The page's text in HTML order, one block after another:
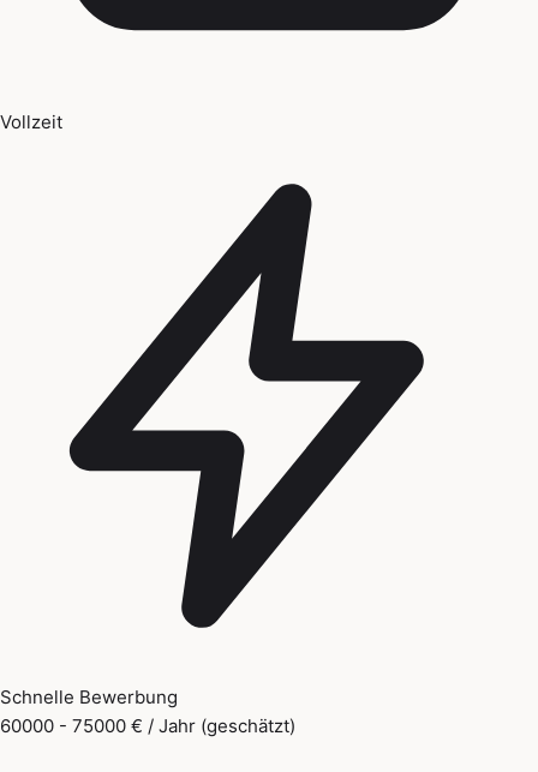
Vollzeit
Schnelle Bewerbung
60000 - 75000 € / Jahr (geschätzt)